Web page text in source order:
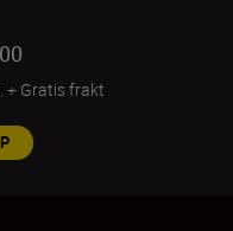
+ Gratis frakt